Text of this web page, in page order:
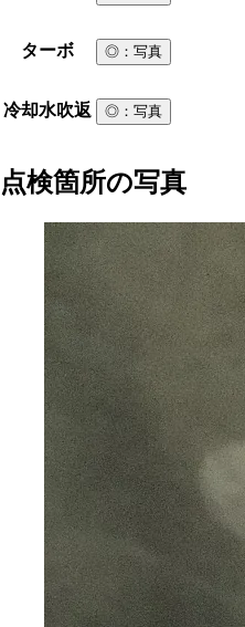
ターボ ◎ ：写真
冷却水吹返 ◎ ：写真
点検箇所の写真